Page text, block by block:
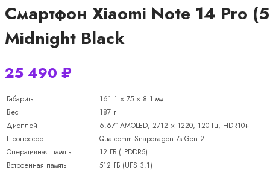
Смартфон Xiaomi Note 14 Pro
Midnight Black
25 490 ₽
Габариты
161.1 × 75 × 8.1 мм
Вес
187 г
Дисплей
6.67″ AMOLED, 2712 × 1220, 120 Гц, HDR10+
Процессор
Qualcomm Snapdragon 7s Gen 2
Оперативная память
12 ГБ (LPDDR5)
Встроенная память
512 ГБ (UFS 3.1)